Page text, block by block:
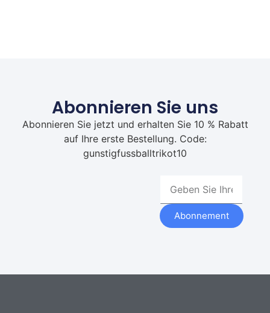
Abonnieren Sie uns
Abonnieren Sie jetzt und erhalten Sie 10 % Rabatt
auf Ihre erste Bestellung. Code:
gunstigfussballtrikot10
Abonnement